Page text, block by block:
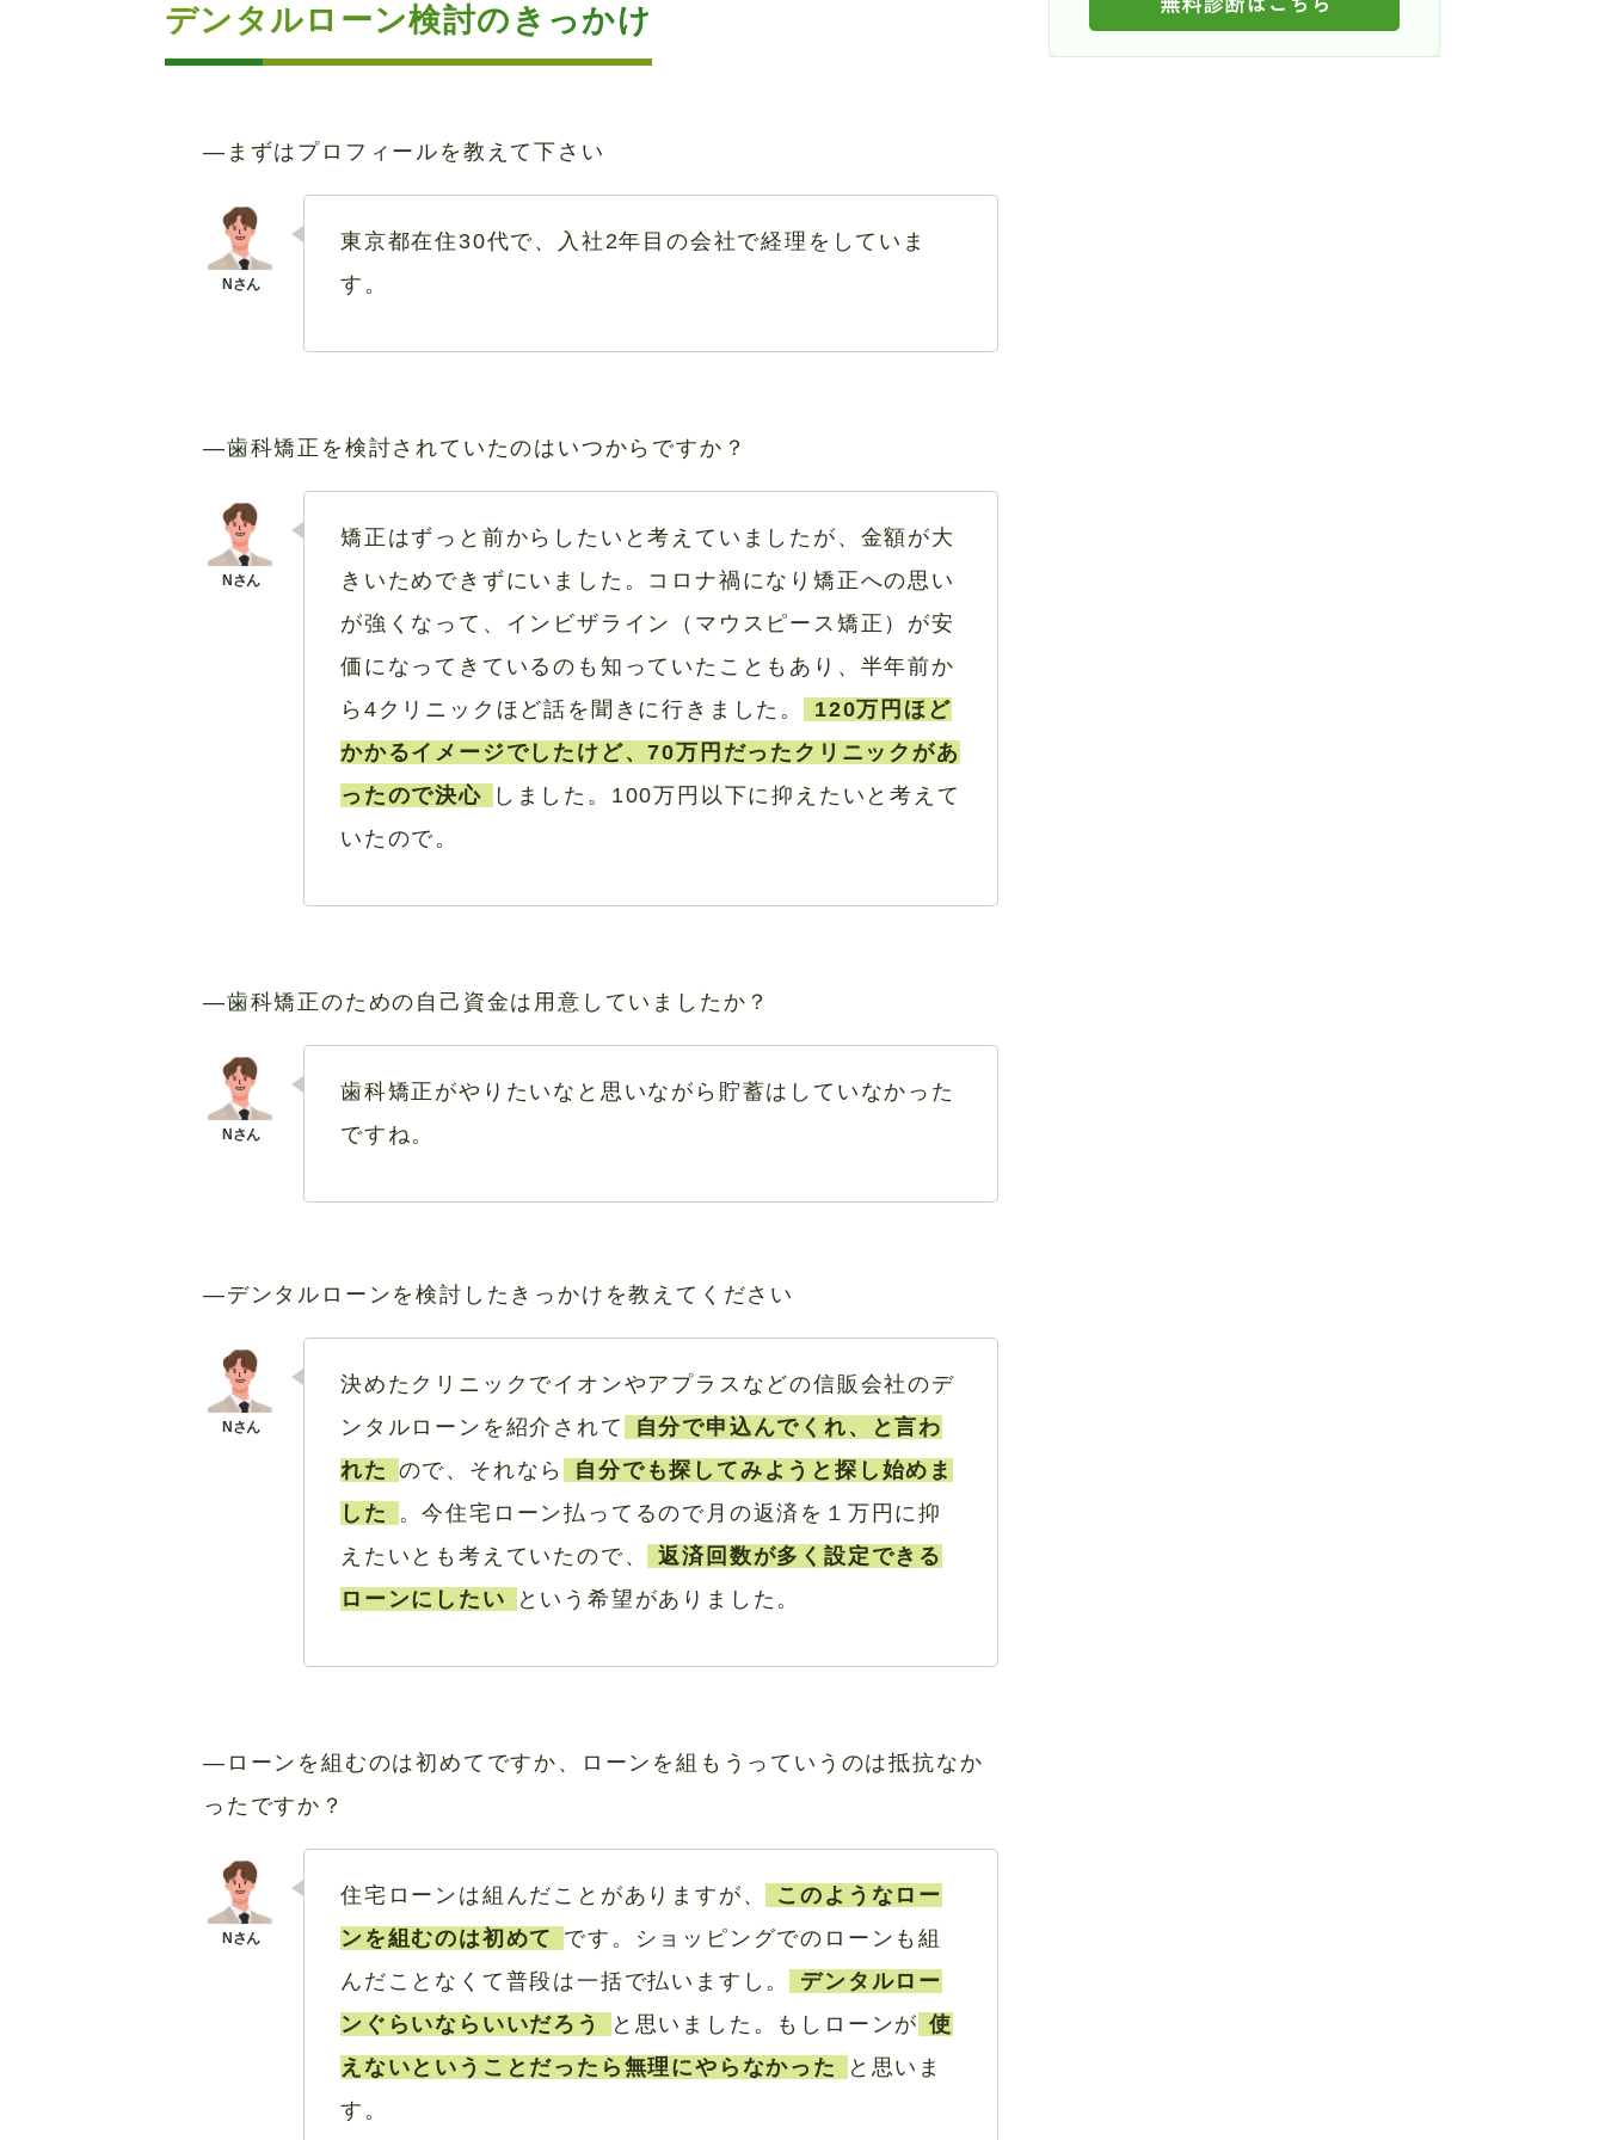
デンタルローン検討のきっかけ
―まずはプロフィールを教えて下さい
東京都在住30代で、入社2年目の会社で経理をしていま
す。
―歯科矯正を検討されていたのはいつからですか？
矯正はずっと前からしたいと考えていましたが、金額が大
きいためできずにいました。コロナ禍になり矯正への思い
が強くなって、インビザライン（マウスピース矯正）が安
価になってきているのも知っていたこともあり、半年前か
ら4クリニックほど話を聞きに行きました。
120万円ほど
かかるイメージでしたけど、70万円だったクリニックがあ
ったので決心
しました。100万円以下に抑えたいと考えて
いたので。
―歯科矯正のための自己資金は用意していましたか？
歯科矯正がやりたいなと思いながら貯蓄はしていなかった
ですね。
―デンタルローンを検討したきっかけを教えてください
決めたクリニックでイオンやアプラスなどの信販会社のデ
ンタルローンを紹介されて
自分で申込んでくれ、と言わ
れた ので、それなら
自分でも探してみようと探し始めま
した
。今住宅ローン払ってるので月の返済を１万円に抑
えたいとも考えていたので、
返済回数が多く設定できる
ローンにしたい
という希望がありました。
―ローンを組むのは初めてですか、ローンを組もうっていうのは抵抗なか
ったですか？
住宅ローンは組んだことがありますが、
このようなロー
ンを組むのは初めて
です。ショッピングでのローンも組
んだことなくて普段は一括で払いますし。
デンタルロー
ンぐらいならいいだろう
と思いました。もしローンが 使
えないということだったら無理にやらなかった
と思いま
す。